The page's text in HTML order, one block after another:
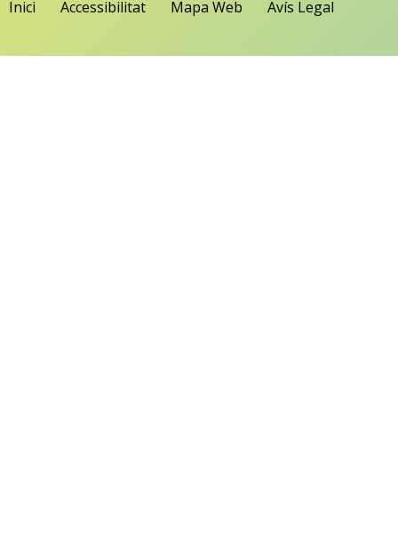
Inici Accessibilitat Mapa Web Avís Legal